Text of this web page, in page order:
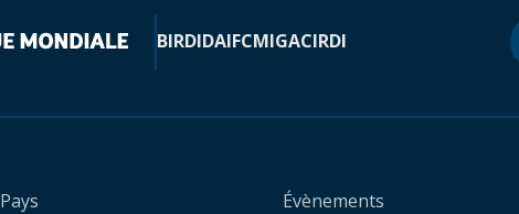
BIRDIDAIFCMIGACIRDI
Pays
Évènements